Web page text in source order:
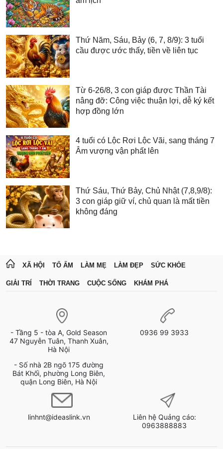
Thứ Năm, Sáu, Bảy (6, 7, 8/9): 3 tuổi
cầu được ước thấy, tiền về liên tục
Từ 6-26/8, 3 con giáp được Thần Tài
nâng đỡ: Công việc thuận lợi, dễ ký kết
hợp đồng lớn
4 tuổi có Lộc Rơi Lộc Vãi, sang tháng 7
Âm vượng vận phất lên
Thứ Sáu, Thứ Bảy, Chủ Nhật (7,8,9/8):
3 con giáp giữ ví, chủ quan là mất tiền
không đáng
XÃ HỘI TỔ ẤM LÀM MẸ LÀM ĐẸP SỨC KHỎE
GIẢI TRÍ THỜI TRANG CUỘC SỐNG KHÁM PHÁ
- Tầng 5 - tòa A, Gold Season
47 Nguyễn Tuân, Thanh Xuân,
Hà Nội
- Số nhà 2B ngõ 175 đường
Bát Khối, phường Long Biên,
quận Long Biên, Hà Nội
0936 99 3933
linhnt@ideaslink.vn
Liên hệ Quảng cáo:
0963888883